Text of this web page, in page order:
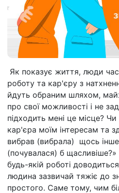
Як показує життя, люди
роботу та кар'єру з
йдуть обраним шляхом,
про свої можливості і не
підходить мені це місце? Чи
кар'єра моїм інтересам та
вибрав (вибрала) щось
(почувалася) б
будь-якій роботі
людина зазвичай тяжіє до
простого. Саме тому, чим